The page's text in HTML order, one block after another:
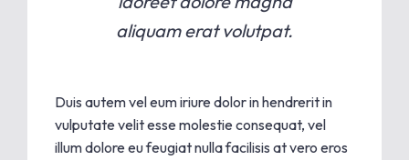
aliquam erat volutpat.
Duis autem vel eum iriure dolor in hendrerit in
vulputate velit esse molestie consequat, vel
illum dolore eu feugiat nulla facilisis at vero eros